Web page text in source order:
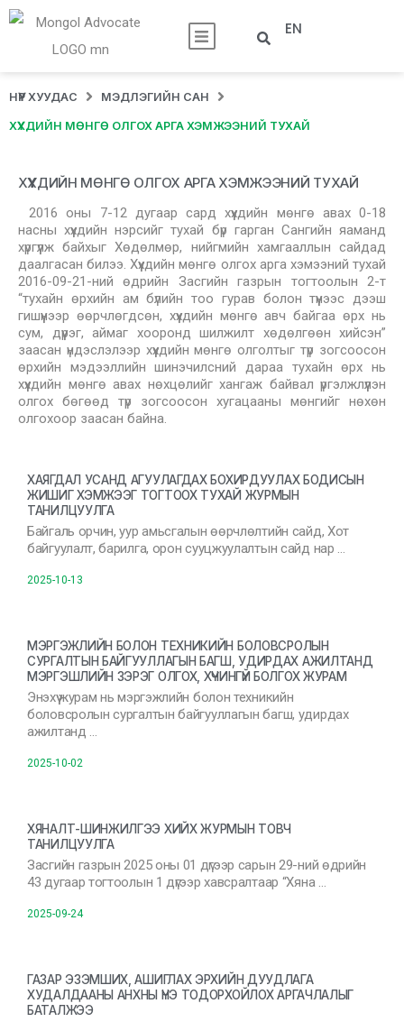
EN
НҮҮР ХУУДАС МЭДЛЭГИЙН САН
ХҮҮХДИЙН МӨНГӨ ОЛГОХ АРГА ХЭМЖЭЭНИЙ ТУХАЙ
ХҮҮХДИЙН МӨНГӨ ОЛГОХ АРГА ХЭМЖЭЭНИЙ ТУХАЙ
2016 оны 7-12 дугаар сард хүүхдийн мөнгө авах 0-18
насны хүүхдийн нэрсийг тухай бүр гарган Сангийн яаманд
хүргүүлж байхыг Хөдөлмөр, нийгмийн хамгааллын сайдад
даалгасан билээ. Хүүхдийн мөнгө олгох арга хэмээний тухай
2016-09-21-ний өдрийн Засгийн газрын тогтоолын 2-т
“тухайн өрхийн ам бүлийн тоо гурав болон түүнээс дээш
гишүүнээр өөрчлөгдсөн, хүүхдийн мөнгө авч байгаа өрх нь
сум, дүүрэг, аймаг хооронд шилжилт хөдөлгөөн хийсэн”
заасан үндэслэлээр хүүхдийн мөнгө олголтыг түр зогсоосон
өрхийн мэдээллийн шинэчилсний дараа тухайн өрх нь
хүүхдийн мөнгө авах нөхцөлийг хангаж байвал үргэлжлүүлэн
олгох бөгөөд түр зогсоосон хугацааны мөнгийг нөхөн
олгохоор заасан байна.
ХАЯГДАЛ УСАНД АГУУЛАГДАХ БОХИРДУУЛАХ БОДИСЫН
ЖИШИГ ХЭМЖЭЭГ ТОГТООХ ТУХАЙ ЖУРМЫН
ТАНИЛЦУУЛГА
Байгаль орчин, уур амьсгалын өөрчлөлтийн сайд, Хот
байгуулалт, барилга, орон сууцжуулалтын сайд нар …
2025-10-13
МЭРГЭЖЛИЙН БОЛОН ТЕХНИКИЙН БОЛОВСРОЛЫН
СУРГАЛТЫН БАЙГУУЛЛАГЫН БАГШ, УДИРДАХ АЖИЛТАНД
МЭРГЭШЛИЙН ЗЭРЭГ ОЛГОХ, ХҮЧИНГҮЙ БОЛГОХ ЖУРАМ
Энэхүү журам нь мэргэжлийн болон техникийн
боловсролын сургалтын байгууллагын багш, удирдах
ажилтанд …
2025-10-02
ХЯНАЛТ-ШИНЖИЛГЭЭ ХИЙХ ЖУРМЫН ТОВЧ
ТАНИЛЦУУЛГА
Засгийн газрын 2025 оны 01 дүгээр сарын 29-ний өдрийн
43 дугаар тогтоолын 1 дүгээр хавсралтаар “Хяна …
2025-09-24
ГАЗАР ЭЗЭМШИХ, АШИГЛАХ ЭРХИЙН ДУУДЛАГА
ХУДАЛДААНЫ АНХНЫ ҮНЭ ТОДОРХОЙЛОХ АРГАЧЛАЛЫГ
БАТАЛЖЭЭ